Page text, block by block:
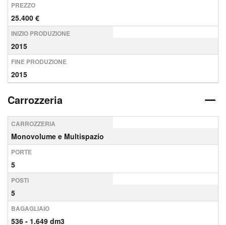
PREZZO
25.400 €
INIZIO PRODUZIONE
2015
FINE PRODUZIONE
2015
Carrozzeria
CARROZZERIA
Monovolume e Multispazio
PORTE
5
POSTI
5
BAGAGLIAIO
536 - 1.649 dm3